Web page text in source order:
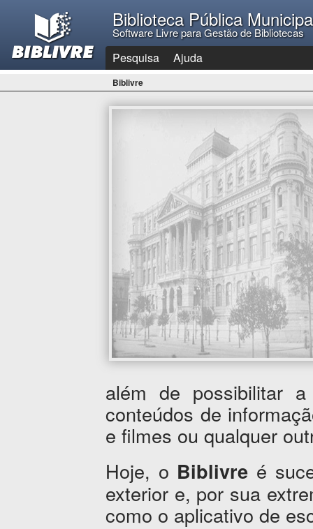
Biblioteca Pública
Software Livre para Gestão de Bibliotecas
Pesquisa Ajuda
Biblivre
além de possibilitar
conteúdos de
e filmes ou qualquer
Hoje, o Biblivre é
exterior e, por sua
como o aplicativo de